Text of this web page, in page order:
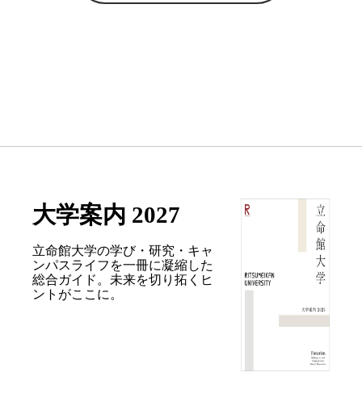
大学案内 2027
立命館大学の学び・研究・キャ
ンパスライフを一冊に凝縮した
総合ガイド。 未来を切り拓くヒ
ントがここに。